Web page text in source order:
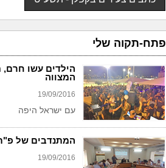
פתח-תקוה שלי
הילדים עשו חרם,
המצווה
19/09/2016
עם ישראל היפה
המתנדבים של
19/09/2016